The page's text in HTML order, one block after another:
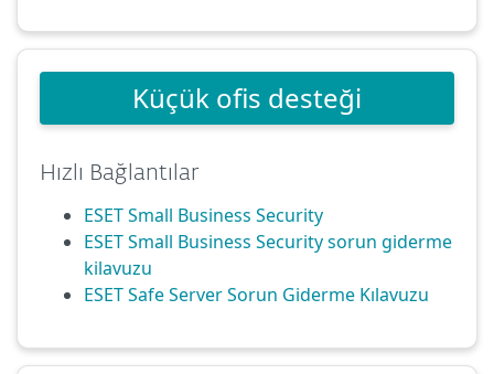
Küçük ofis desteği
Hızlı Bağlantılar
ESET Small Business Security
ESET Small Business Security sorun gi̇derme
kilavuzu
ESET Safe Server Sorun Giderme Kılavuzu